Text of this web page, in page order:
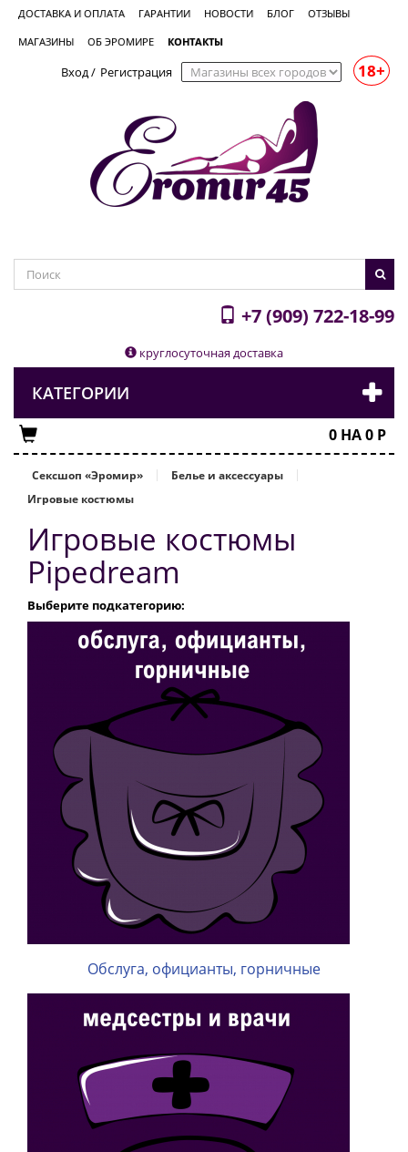
ДОСТАВКА И ОПЛАТА ГАРАНТИИ НОВОСТИ БЛОГ ОТЗЫВЫ
МАГАЗИНЫ ОБ ЭРОМИРЕ КОНТАКТЫ
Вход/ Регистрация 18+
+7 (909) 722-18-99
круглосуточная доставка
КАТЕГОРИИ
0 НА0 Р
Сексшоп «Эромир»
Белье и аксессуары
Игровые костюмы
Игровые костюмы
Pipedream
Выберите подкатегорию:
Обслуга, официанты, горничные